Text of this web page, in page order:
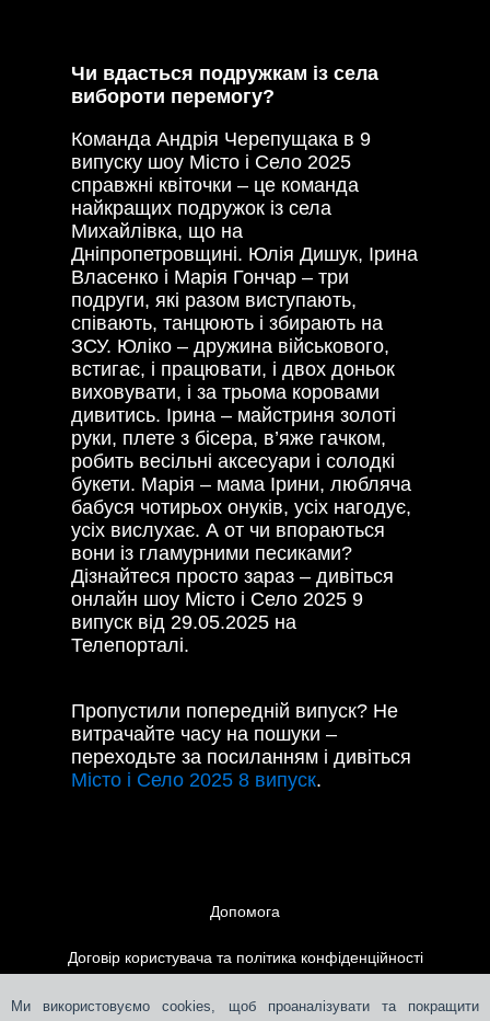
Ми використовуємо cookies, щоб проаналізувати та покращити
Чи вдасться подружкам із села
вибороти перемогу?
Команда Андрія Черепущака в 9
випуску шоу Місто і Село 2025
справжні квіточки – це команда
найкращих подружок із села
Михайлівка, що на
Дніпропетровщині. Юлія Дишук, Ірина
Власенко і Марія Гончар – три
подруги, які разом виступають,
співають, танцюють і збирають на
ЗСУ. Юліко – дружина військового,
встигає, і працювати, і двох доньок
виховувати, і за трьома коровами
дивитись. Ірина – майстриня золоті
руки, плете з бісера, в’яже гачком,
робить весільні аксесуари і солодкі
букети. Марія – мама Ірини, любляча
бабуся чотирьох онуків, усіх нагодує,
усіх вислухає. А от чи впораються
вони із гламурними песиками?
Дізнайтеся просто зараз – дивіться
онлайн шоу Місто і Село 2025 9
випуск від 29.05.2025 на
Телепорталі.
Пропустили попередній випуск? Не
витрачайте часу на пошуки –
переходьте за посиланням і дивіться
Місто і Село 2025 8 випуск.
Допомога
Договір користувача та політика конфіденційності
Контакти